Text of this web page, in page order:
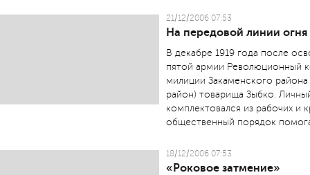
21/12/2006 07:53
На передовой линии огня
В декабре 1919 года после
пятой армии Революционный
милиции Закаменского
район) товарища Зыбко.
комплектовался из рабочих и
общественный порядок
18/12/2006 07:53
«Роковое затмение»